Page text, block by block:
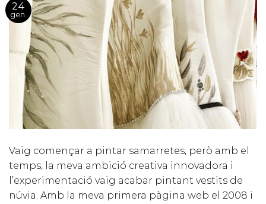
24
gen.
Vaig començar a pintar samarretes, però amb el
temps, la meva ambició creativa innovadora i
l’experimentació vaig acabar pintant vestits de
núvia. Amb la meva primera pàgina web el 2008 i